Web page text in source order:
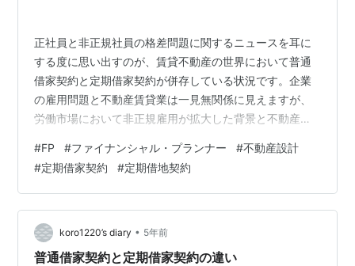
正社員と非正規社員の格差問題に関するニュースを耳に
する度に思い出すのが、賃貸不動産の世界において普通
借家契約と定期借家契約が併存している状況です。企業
の雇用問題と不動産賃貸業は一見無関係に見えますが、
労働市場において非正規雇用が拡大した背景と不動産賃
の通りとても似ているように感じます。1. 先ずは、会社
や大家は「強者」だが求職者やアパート等の賃借人は
「弱者」であるという大前提が定義付けられる。2. そし
て「弱者」は守られるべきということで、立法や判例と
いう形で「強者」を牽制する強い規制ができあがる。3.
そのような規制により「強者」の活動（企業…
#FP #ファイナンシャル・プランナー #不動産設計
#定期借家契約 #定期借地契約
koro1220’s diary • 5年前
普通借家契約と定期借家契約の違い